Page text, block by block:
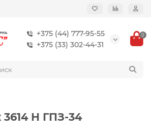
+375 (44) 777-95-55
+375 (33) 302-44-31
0
Н ГПЗ-34